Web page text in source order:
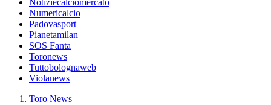
Notiziecalciomercato
Numericalcio
Padovasport
Pianetamilan
SOS Fanta
Toronews
Tuttobolognaweb
Violanews
Toro News